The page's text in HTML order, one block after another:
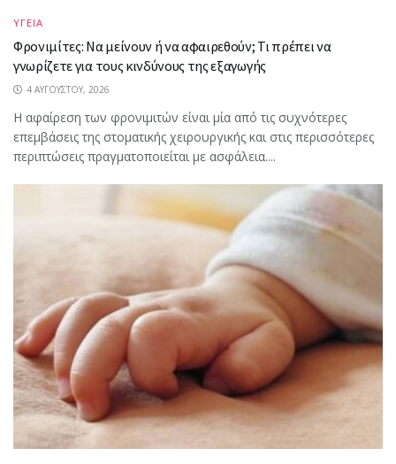
ΥΓΕΙΑ
Φρονιμίτες: Να μείνουν ή να αφαιρεθούν; Τι πρέπει να
γνωρίζετε για τους κινδύνους της εξαγωγής
4 ΑΥΓΟΎΣΤΟΥ, 2026
Η αφαίρεση των φρονιμιτών είναι μία από τις συχνότερες
επεμβάσεις της στοματικής χειρουργικής και στις περισσότερες
περιπτώσεις πραγματοποιείται με ασφάλεια....